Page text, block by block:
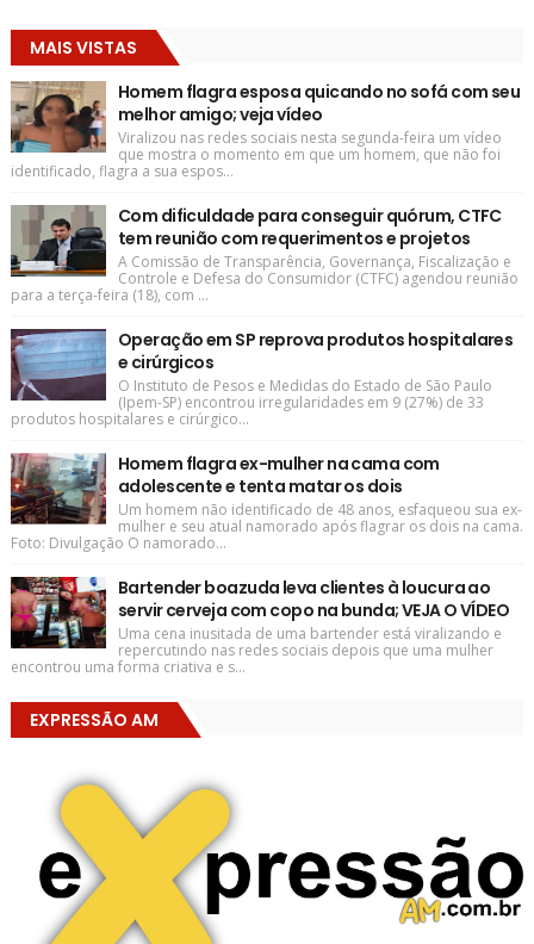
MAIS VISTAS
Homem flagra esposa quicando no sofá com seu
melhor amigo; veja vídeo
Viralizou nas redes sociais nesta segunda-feira um vídeo
que mostra o momento em que um homem, que não foi
identificado, flagra a sua espos...
Com dificuldade para conseguir quórum, CTFC
tem reunião com requerimentos e projetos
A Comissão de Transparência, Governança, Fiscalização e
Controle e Defesa do Consumidor (CTFC) agendou reunião
para a terça-feira (18), com ...
Operação em SP reprova produtos hospitalares
e cirúrgicos
O Instituto de Pesos e Medidas do Estado de São Paulo
(Ipem-SP) encontrou irregularidades em 9 (27%) de 33
produtos hospitalares e cirúrgico...
Homem flagra ex-mulher na cama com
adolescente e tenta matar os dois
Um homem não identificado de 48 anos, esfaqueou sua ex-
mulher e seu atual namorado após flagrar os dois na cama.
Foto: Divulgação O namorado...
Bartender boazuda leva clientes à loucura ao
servir cerveja com copo na bunda; VEJA O VÍDEO
Uma cena inusitada de uma bartender está viralizando e
repercutindo nas redes sociais depois que uma mulher
encontrou uma forma criativa e s...
EXPRESSÃO AM